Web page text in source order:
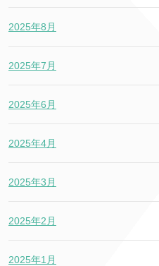
2025年8月
2025年7月
2025年6月
2025年4月
2025年3月
2025年2月
2025年1月